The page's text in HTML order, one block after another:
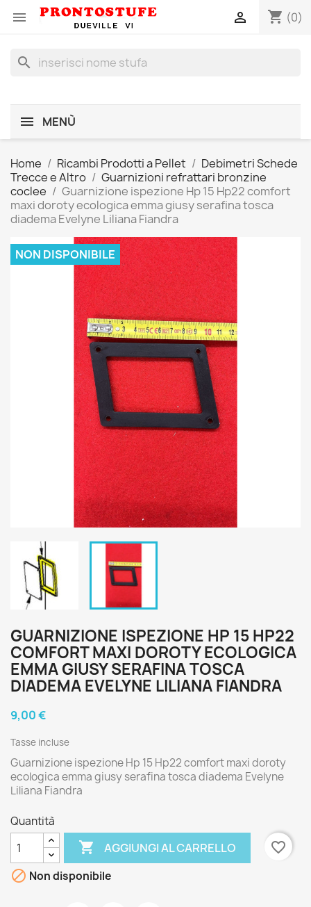
 shopping_cart (0)

search
MENÙ
Home Ricambi Prodotti a Pellet
Debimetri Schede
Trecce e Altro
Guarnizioni refrattari bronzine
coclee
Guarnizione ispezione Hp 15 Hp22 comfort
maxi doroty ecologica emma giusy serafina tosca
diadema Evelyne Liliana Fiandra
NON DISPONIBILE
GUARNIZIONE ISPEZIONE HP 15 HP22
COMFORT MAXI DOROTY ECOLOGICA
EMMA GIUSY SERAFINA TOSCA
DIADEMA EVELYNE LILIANA FIANDRA
9,00 €
Tasse incluse
Guarnizione ispezione Hp 15 Hp22 comfort maxi doroty
ecologica emma giusy serafina tosca diadema Evelyne
Liliana Fiandra
Quantità
 AGGIUNGI AL CARRELLO
favorite_border
 Non disponibile